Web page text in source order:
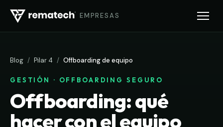
EMPRESAS
Blog / Pilar 4 / Offboarding de equipo
GESTIÓN · OFFBOARDING SEGURO
Offboarding: qué
hacer con el equipo